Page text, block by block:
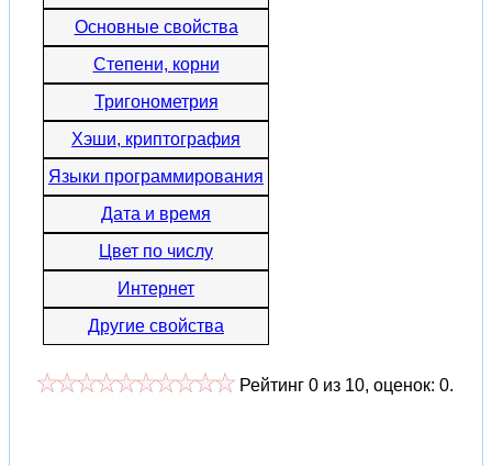
Основные свойства
Степени, корни
Тригонометрия
Хэши, криптография
Языки программирования
Дата и время
Цвет по числу
Интернет
Другие свойства
Рейтинг 0 из 10, оценок: 0.